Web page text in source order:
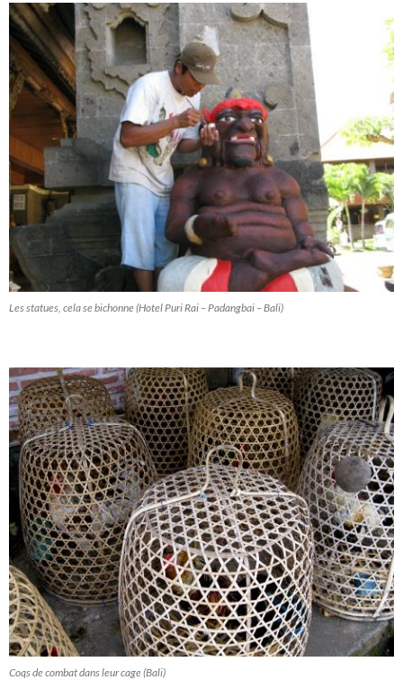
Les statues, cela se bichonne (Hotel Puri Rai – Padangbai – Bali)
Coqs de combat dans leur cage (Bali)